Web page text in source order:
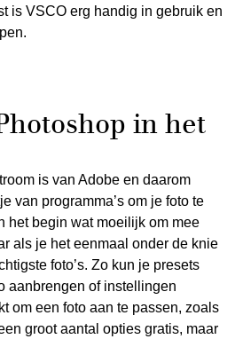
is VSCO erg handig in gebruik en
in het
is van Adobe en daarom
van programma’s om je foto te
het begin wat moeilijk om mee
als je het eenmaal onder de knie
foto’s. Zo kun je presets
aanbrengen of instellingen
om een foto aan te passen, zoals
groot aantal opties gratis, maar